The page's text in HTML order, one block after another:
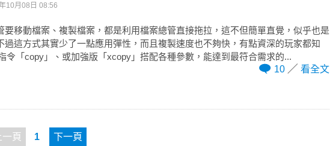
10月08日 08:56
要移動檔案、複製檔案，都是利用檔案總管直接拖拉，這不但簡單直覺，似乎也是
過這方式其實少了一點應用彈性，而且複製速度也不夠快，有點資深的玩家都知
令「copy」、或加強版「xcopy」搭配各種參數，能達到最符合需求的...
10
看全文
一頁 1 下一頁